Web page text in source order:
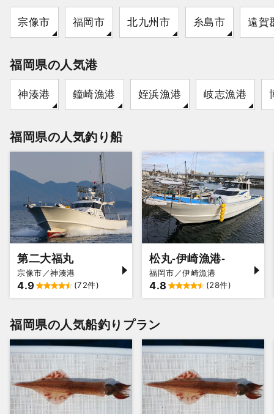
宗像市 福岡市 北九州市 糸島市 遠賀
福岡県の人気港
神湊港 鐘崎漁港 姪浜漁港 岐志漁港
福岡県の人気釣り船
第二大福丸
宗像市／神湊港
4.9 (72件)
松丸-伊崎漁港-
福岡市／伊崎漁港
4.8 (28件)
福岡県の人気船釣りプラン